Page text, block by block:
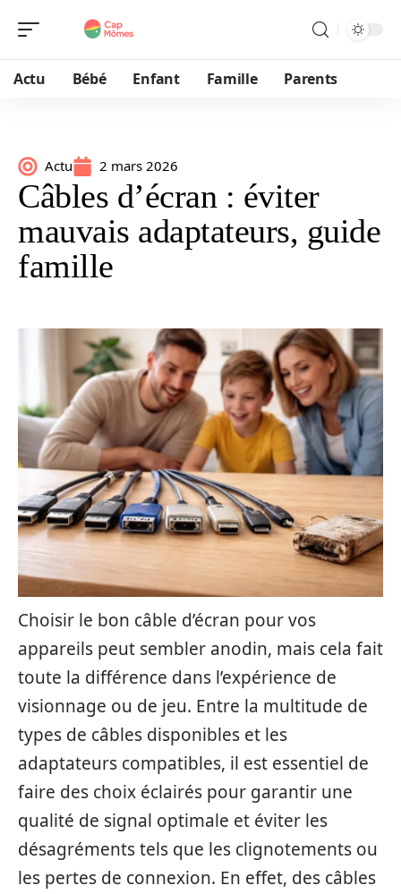
Actu Bébé Enfant Famille Parents
Actu 2 mars 2026
Câbles d’écran : éviter
mauvais adaptateurs, guide
famille
Choisir le bon câble d’écran pour vos
appareils peut sembler anodin, mais cela fait
toute la différence dans l’expérience de
visionnage ou de jeu. Entre la multitude de
types de câbles disponibles et les
adaptateurs compatibles, il est essentiel de
faire des choix éclairés pour garantir une
qualité de signal optimale et éviter les
désagréments tels que les clignotements ou
les pertes de connexion. En effet, des câbles